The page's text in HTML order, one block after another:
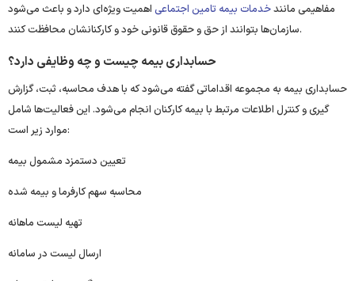
مفاهیمی مانندخدمات بیمه تامین اجتماعی اهمیت ویژه‌ای دارد و باعث می‌شود
سازمان‌ها بتوانند از حق و حقوق قانونی خود و کارکنانشان محافظت کنند.
حسابداری بیمه چیست و چه وظایفی دارد؟
حسابداری بیمه به مجموعه اقداماتی گفته می‌شود که با هدف محاسبه، ثبت، گزارش‌
گیری و کنترل اطلاعات مرتبط با بیمه کارکنان انجام می‌شود. این فعالیت‌ها شامل
موارد زیر است:
تعیین دستمزد مشمول بیمه
محاسبه سهم کارفرما و بیمه ‌شده
تهیه لیست ماهانه
ارسال لیست در سامانه